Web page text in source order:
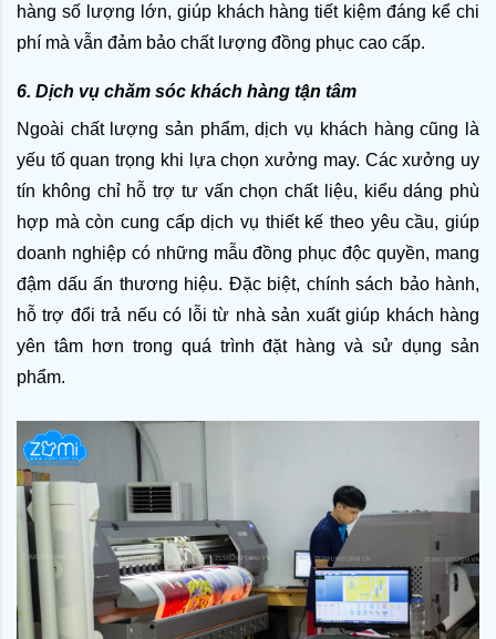
hàng số lượng lớn, giúp khách hàng tiết kiệm đáng kể chi
phí mà vẫn đảm bảo chất lượng đồng phục cao cấp.
6. Dịch vụ chăm sóc khách hàng tận tâm
Ngoài chất lượng sản phẩm, dịch vụ khách hàng cũng là
yếu tố quan trọng khi lựa chọn xưởng may. Các xưởng uy
tín không chỉ hỗ trợ tư vấn chọn chất liệu, kiểu dáng phù
hợp mà còn cung cấp dịch vụ thiết kế theo yêu cầu, giúp
doanh nghiệp có những mẫu đồng phục độc quyền, mang
đậm dấu ấn thương hiệu. Đặc biệt, chính sách bảo hành,
hỗ trợ đổi trả nếu có lỗi từ nhà sản xuất giúp khách hàng
yên tâm hơn trong quá trình đặt hàng và sử dụng sản
phẩm.